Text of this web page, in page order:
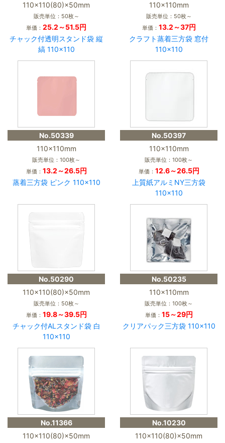
110×110(80)×50mm
販売単位：50枚～
単価： 25.2～51.5円
チャック付透明スタンド袋 縦
縞 110×110
110×110mm
販売単位：50枚～
単価： 13.2～37円
クラフト蒸着三方袋 窓付
110×110
No.50339
110×110mm
販売単位：100枚～
単価： 13.2～26.5円
蒸着三方袋 ピンク 110×110
No.50397
110×110mm
販売単位：100枚～
単価： 12.6～26.5円
上質紙アルミNY三方袋
110×110
No.50290
110×110(80)×50mm
販売単位：50枚～
単価： 19.8～39.5円
チャック付ALスタンド袋 白
110×110
No.50235
110×110mm
販売単位：100枚～
単価： 15～29円
クリアパック三方袋 110×110
No.11366
110×110(80)×50mm
No.10230
110×110(80)×50mm